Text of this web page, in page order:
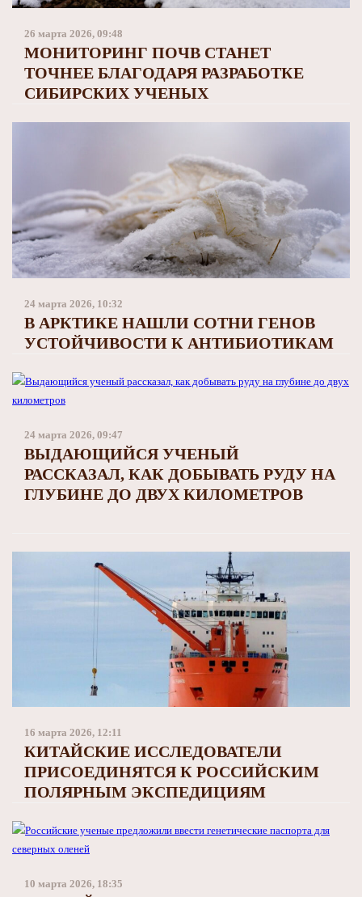
Заполярный театр драмы
26 марта 2026, 09:48
МОНИТОРИНГ ПОЧВ СТАНЕТ
ТОЧНЕЕ БЛАГОДАРЯ РАЗРАБОТКЕ
СИБИРСКИХ УЧЕНЫХ
24 марта 2026, 10:32
В АРКТИКЕ НАШЛИ СОТНИ ГЕНОВ
УСТОЙЧИВОСТИ К АНТИБИОТИКАМ
24 марта 2026, 09:47
ВЫДАЮЩИЙСЯ УЧЕНЫЙ
РАССКАЗАЛ, КАК ДОБЫВАТЬ РУДУ НА
ГЛУБИНЕ ДО ДВУХ КИЛОМЕТРОВ
16 марта 2026, 12:11
КИТАЙСКИЕ ИССЛЕДОВАТЕЛИ
ПРИСОЕДИНЯТСЯ К РОССИЙСКИМ
ПОЛЯРНЫМ ЭКСПЕДИЦИЯМ
10 марта 2026, 18:35